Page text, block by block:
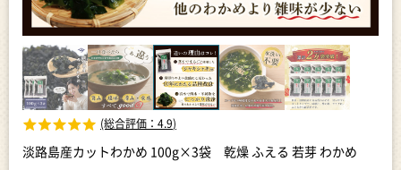
(総合評価： 4.9)
淡路島産カットわかめ 100g×3袋 乾燥 ふえる 若芽 わかめ